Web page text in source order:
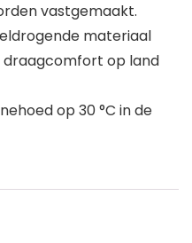
vastgemaakt.
materiaal
op land
op 30 °C in de